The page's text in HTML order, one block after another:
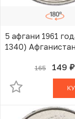
5 афгани 1961
1340)
165 149 руб.
В